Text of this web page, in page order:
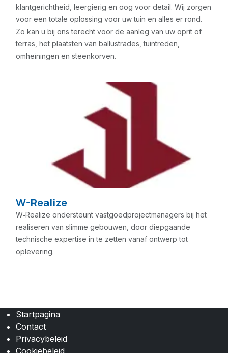
klantgerichtheid, leergierig en oog voor detail. Wij zorgen
voor een totale oplossing voor uw tuin en alles er rond.
Zo kan u bij ons terecht voor de aanleg van uw oprit of
terras, het plaatsten van ballustrades, tuintreden,
omheiningen en steenkorven.
W-Realize
W‑Realize ondersteunt vastgoedprojectmanagers bij het
realiseren van slimme gebouwen, door diepgaande
technische expertise in te zetten vanaf ontwerp tot
oplevering.
Startpagina
Contact
Privacybeleid